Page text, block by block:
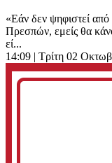
«Εάν δεν ψηφιστεί
Πρεσπών, εμείς θα
εί...
14:09 | Τρίτη 02